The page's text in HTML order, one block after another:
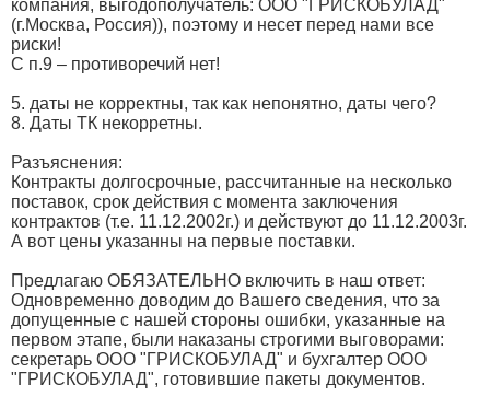
компания, выгодополучатель: ООО "ГРИСКОБУЛАД"
(г.Москва, Россия)), поэтому и несет перед нами все
риски!
С п.9 – противоречий нет!
5. даты не корректны, так как непонятно, даты чего?
8. Даты ТК некорретны.
Разъяснения:
Контракты долгосрочные, рассчитанные на несколько
поставок, срок действия с момента заключения
контрактов (т.е. 11.12.2002г.) и действуют до 11.12.2003г.
А вот цены указанны на первые поставки.
Предлагаю ОБЯЗАТЕЛЬНО включить в наш ответ:
Одновременно доводим до Вашего сведения, что за
допущенные с нашей стороны ошибки, указанные на
первом этапе, были наказаны строгими выговорами:
секретарь ООО "ГРИСКОБУЛАД" и бухгалтер ООО
"ГРИСКОБУЛАД", готовившие пакеты документов.